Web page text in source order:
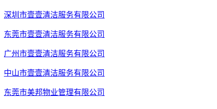
深圳市壹壹清洁服务有限公司
东莞市壹壹清洁服务有限公司
广州市壹壹清洁服务有限公司
中山市壹壹清洁服务有限公司
东莞市美邦物业管理有限公司